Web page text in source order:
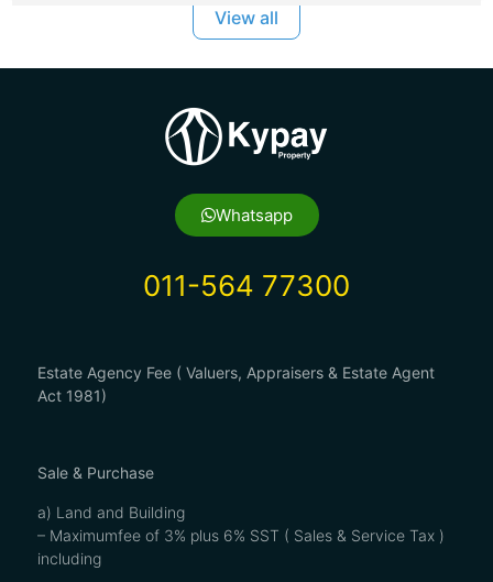
View all
Whatsapp
011-564 77300
Estate Agency Fee ( Valuers, Appraisers & Estate Agent
Act 1981)
Sale & Purchase
a) Land and Building
– Maximumfee of 3% plus 6% SST ( Sales & Service Tax )
including